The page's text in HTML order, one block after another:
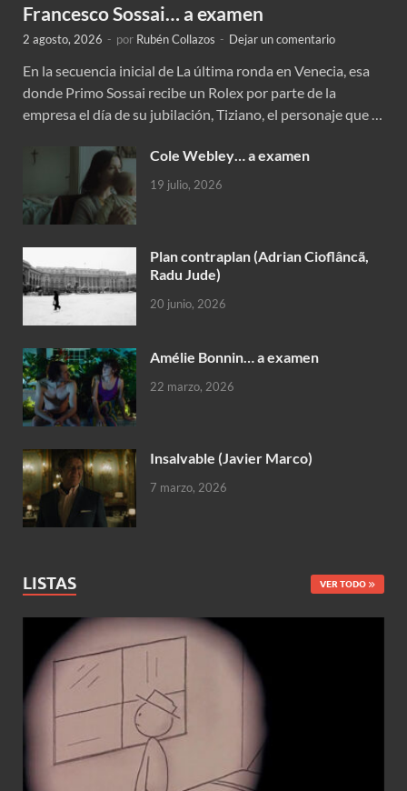
Francesco Sossai… a examen
2 agosto, 2026 - por Rubén Collazos - Dejar un comentario
En la secuencia inicial de La última ronda en Venecia, esa
donde Primo Sossai recibe un Rolex por parte de la
empresa el día de su jubilación, Tiziano, el personaje que …
Cole Webley… a examen
19 julio, 2026
Plan contraplan (Adrian Cioflâncã,
Radu Jude)
20 junio, 2026
Amélie Bonnin… a examen
22 marzo, 2026
Insalvable (Javier Marco)
7 marzo, 2026
LISTAS VER TODO